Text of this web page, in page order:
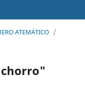
ATEMÁTICO /